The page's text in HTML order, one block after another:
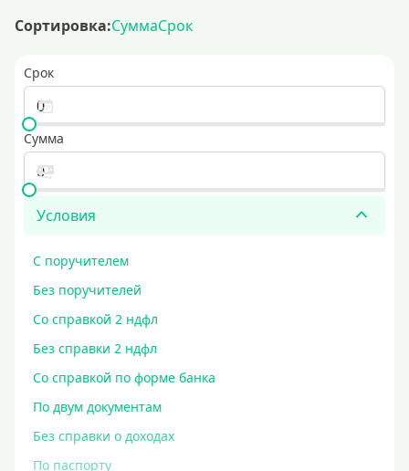
Сортировка:СуммаСрок
Срок
Сумма
Условия
С поручителем
Без поручителей
Со справкой 2 ндфл
Без справки 2 ндфл
Со справкой по форме банка
По двум документам
Без справки о доходах
По паспорту